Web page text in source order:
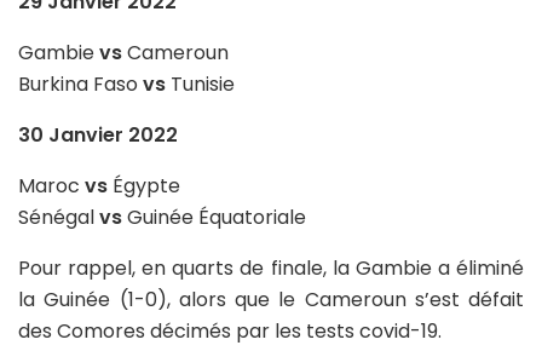
GambievsCameroun
Burkina Faso vs Tunisie
30 Janvier 2022
Maroc vs Égypte
SénégalvsGuinée Équatoriale
Pour rappel, en quarts de finale, la Gambie a éliminé
la Guinée (1-0), alors que le Cameroun s’est défait
des Comores décimés par les tests covid-19.